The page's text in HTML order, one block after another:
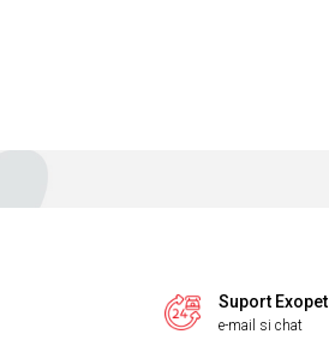
Suport Exopet
e-mail si chat